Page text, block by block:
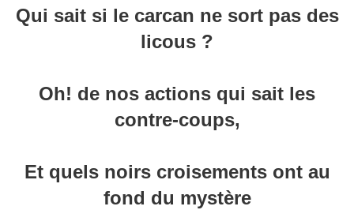
Qui sait si le carcan ne sort pas des
licous ?
Oh! de nos actions qui sait les
contre-coups,
Et quels noirs croisements ont au
fond du mystère